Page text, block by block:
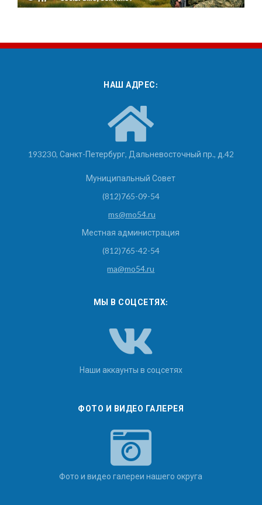
НАШ АДРЕС:
193230, Санкт-Петербург, Дальневосточный пр., д.42
Муниципальный Совет
(812)765-09-54
ms@mo54.ru
Местная администрация
(812)765-42-54
ma@mo54.ru
МЫ В СОЦСЕТЯХ:
Наши аккаунты в соцсетях
ФОТО И ВИДЕО ГАЛЕРЕЯ
Фото и видео галереи нашего округа